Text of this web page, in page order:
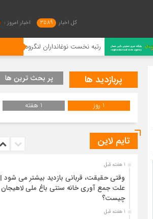
کل اخبار 3589 اخبار امروز :
رتبه نخست نوغانداران لنگرودی در کشور
پربازدید ها پر بحث ترین ها
1 روز 1 هفته
تایم لاین
1 هفته قبل
وقتی حقیقت، قربانی بازدید بیشتر می شود |
علت جمع آوری خانه سنتی باغ ملی لاهیجان
چیست؟
1 هفته قبل